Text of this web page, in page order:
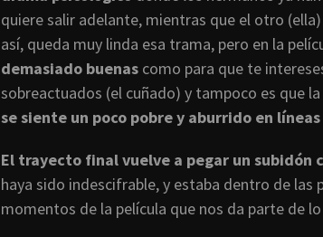
quiere salir adelante, mientras que el otro
así, queda muy linda esa trama, pero en la
demasiado buenas como para que te
sobreactuados (el cuñado) y tampoco es que
se siente un poco pobre y aburrido en
El trayecto final vuelve a pegar un subidón
haya sido indescifrable, y estaba dentro de
momentos de la película que nos da parte de